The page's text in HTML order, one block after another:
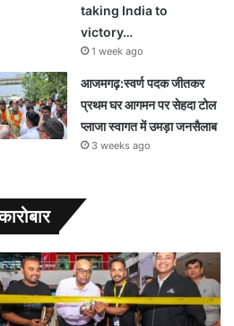
taking India to
victory…
1 week ago
आजमगढ़:स्वर्ण पदक जीतकर
प्रथम घर आगमन पर सेहदा टोल
प्लाजा स्वागत में उमड़ा जनसैलाब
3 weeks ago